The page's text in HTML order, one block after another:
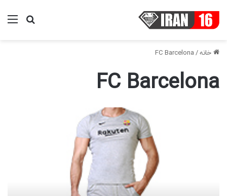
خانه/
FC Barcelona
FC Barcelona